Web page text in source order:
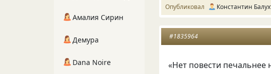
Опубликовал Константин
#1835964
«Нет повести
Амалия Сирин
Демура
Dana Noire